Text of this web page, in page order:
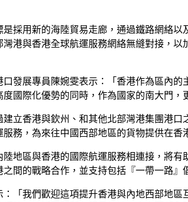
採用新的海陸貿易走廊，通過鐵路網絡
港與香港全球航運服務網絡無縫對接，
發展專員陳婉雯表示：「香港作為區內
國際化優勢的同時，作為國家的南大門，
立香港與欽州、和其他北部灣港集團港
務，為來往中國西部地區的貨物提供在香
地區與香港的國際航運服務相連接，將
間的戰略合作，並支持包括『一帶一路』
「我們歡迎這項提升香港與內地西部地